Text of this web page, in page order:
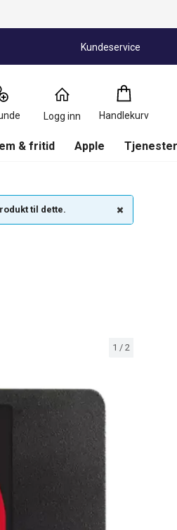
Kundeservice
Logg inn Handlekurv
Handlekurv
0
Produkter
& fritid Apple
til dette.
1 / 2